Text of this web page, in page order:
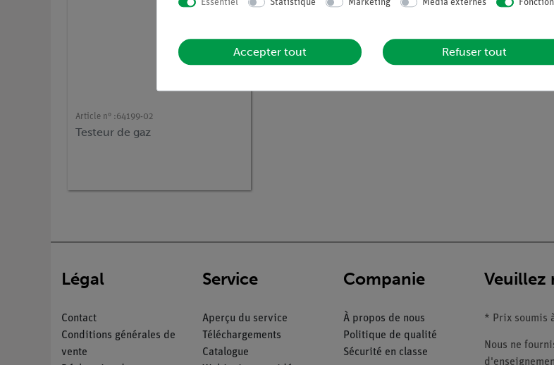
Article n° :64199-02
Testeur de gaz
Légal
Contact
Conditions générales de
vente
Service
Aperçu du service
Téléchargements
Catalogue
Companie
À propos de nous
Politique de qualité
Sécurité en classe
Veuillez
* Prix soumis
Nous ne
Essentiel Statistique Marketing Média externes
Accepter tout Refuser tout